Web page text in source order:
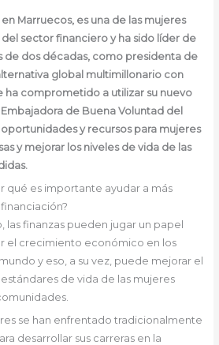
Marruecos, es una de las mujeres
sector financiero y ha sido líder de
de dos décadas, como presidenta de
global multimillonario con
ha comprometido a utilizar su nuevo
de Buena Voluntad del
y recursos para mujeres
y mejorar los niveles de vida de las
qué es importante ayudar a más
las finanzas pueden jugar un papel
el crecimiento económico en los
y eso, a su vez, puede mejorar el
de vida de las mujeres
se han enfrentado tradicionalmente
desarrollar sus carreras en la